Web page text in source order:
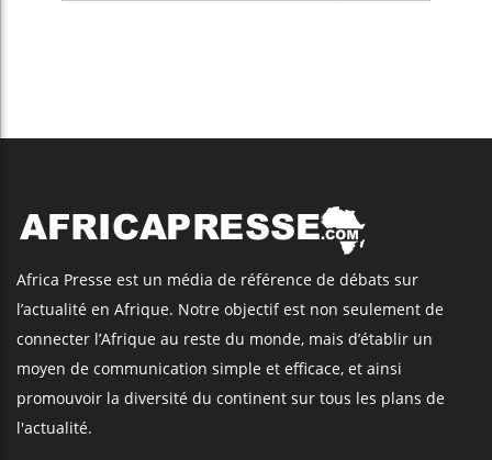
Africa Presse est un média de référence de débats sur
l’actualité en Afrique. Notre objectif est non seulement de
connecter l’Afrique au reste du monde, mais d’établir un
moyen de communication simple et efficace, et ainsi
promouvoir la diversité du continent sur tous les plans de
l'actualité.